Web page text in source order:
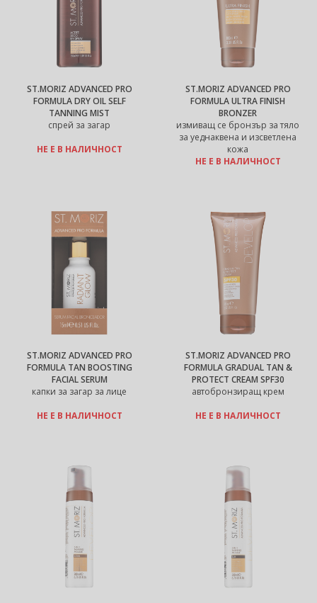
ST.MORIZ ADVANCED PRO
FORMULA DRY OIL SELF
TANNING MIST
спрей за загар
НЕ Е В НАЛИЧНОСТ
ST.MORIZ ADVANCED PRO
FORMULA ULTRA FINISH
BRONZER
измиващ се бронзър за тяло
за уеднаквена и изсветлена
кожа
НЕ Е В НАЛИЧНОСТ
ST.MORIZ ADVANCED PRO
FORMULA TAN BOOSTING
FACIAL SERUM
капки за загар за лице
НЕ Е В НАЛИЧНОСТ
ST.MORIZ ADVANCED PRO
FORMULA GRADUAL TAN &
PROTECT CREAM SPF30
автобронзиращ крем
НЕ Е В НАЛИЧНОСТ